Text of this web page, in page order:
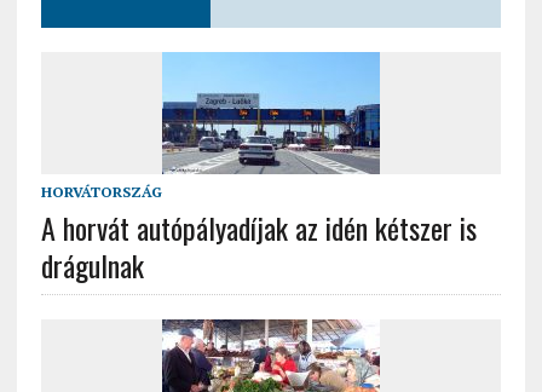
HORVÁTORSZÁG
A horvát autópályadíjak az idén kétszer is
drágulnak